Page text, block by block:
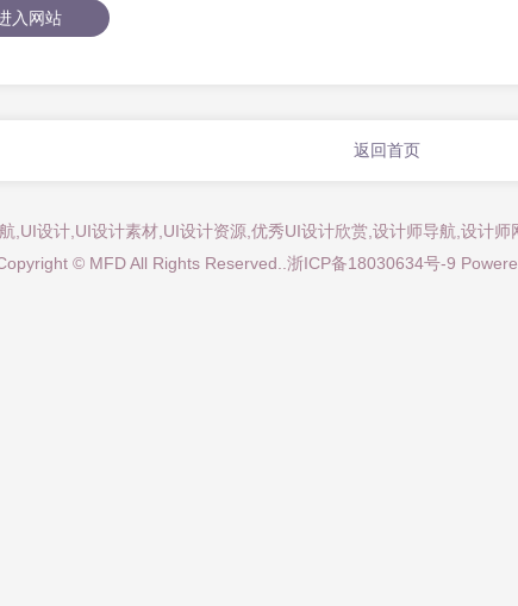
入网站
返回首页
,UI设计,UI设计素材,UI设计资源,优秀UI设计欣赏,设计师导航,设计
© MFD All Rights Reserved.. 浙ICP备18030634号-9